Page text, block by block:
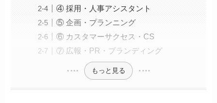
④ 採用・人事アシスタント
⑤ 企画・プランニング
⑥ カスタマーサクセス・CS
⑦ 広報・PR・ブランディング
もっと見る